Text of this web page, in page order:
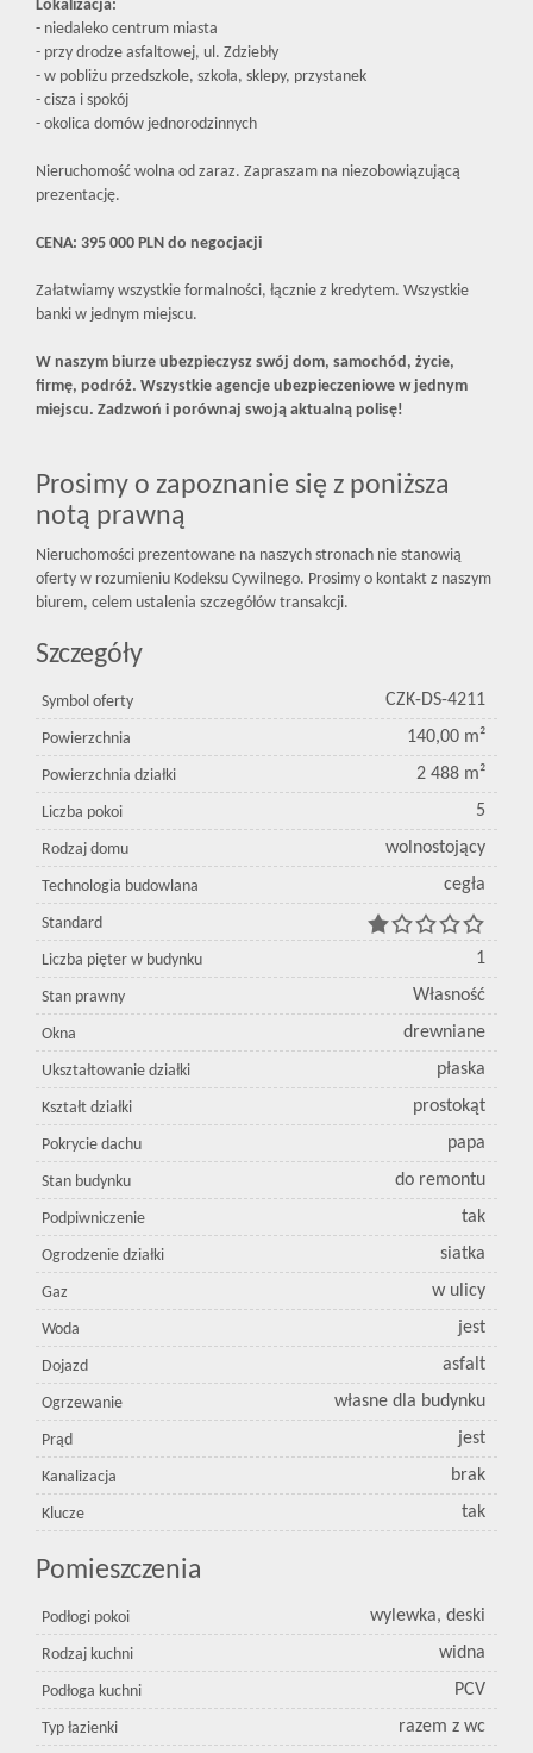
Lokalizacja:
- niedaleko centrum miasta
- przy drodze asfaltowej, ul. Zdziebły
- w pobliżu przedszkole, szkoła, sklepy, przystanek
- cisza i spokój
- okolica domów jednorodzinnych
Nieruchomość wolna od zaraz. Zapraszam na niezobowiązującą
prezentację.
CENA: 395 000 PLN do negocjacji
Załatwiamy wszystkie formalności, łącznie z kredytem. Wszystkie
banki w jednym miejscu.
W naszym biurze ubezpieczysz swój dom, samochód, życie,
firmę, podróż. Wszystkie agencje ubezpieczeniowe w jednym
miejscu. Zadzwoń i porównaj swoją aktualną polisę!
Prosimy o zapoznanie się z poniższa
notą prawną
Nieruchomości prezentowane na naszych stronach nie stanowią
oferty w rozumieniu Kodeksu Cywilnego. Prosimy o kontakt z naszym
biurem, celem ustalenia szczegółów transakcji.
Szczegóły
Symbol oferty CZK-DS-4211
Powierzchnia 140,00 m²
Powierzchnia działki 2 488 m²
Liczba pokoi 5
Rodzaj domu wolnostojący
Technologia budowlana cegła
Standard
Liczba pięter w budynku 1
Stan prawny Własność
Okna drewniane
Ukształtowanie działki płaska
Kształt działki prostokąt
Pokrycie dachu papa
Stan budynku do remontu
Podpiwniczenie tak
Ogrodzenie działki siatka
Gaz w ulicy
Woda jest
Dojazd asfalt
Ogrzewanie własne dla budynku
Prąd jest
Kanalizacja brak
Klucze tak
Pomieszczenia
Podłogi pokoi wylewka, deski
Rodzaj kuchni widna
Podłoga kuchni PCV
Typ łazienki razem z wc